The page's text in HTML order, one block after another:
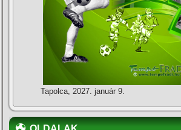
Tapolca, 2027. január 9.